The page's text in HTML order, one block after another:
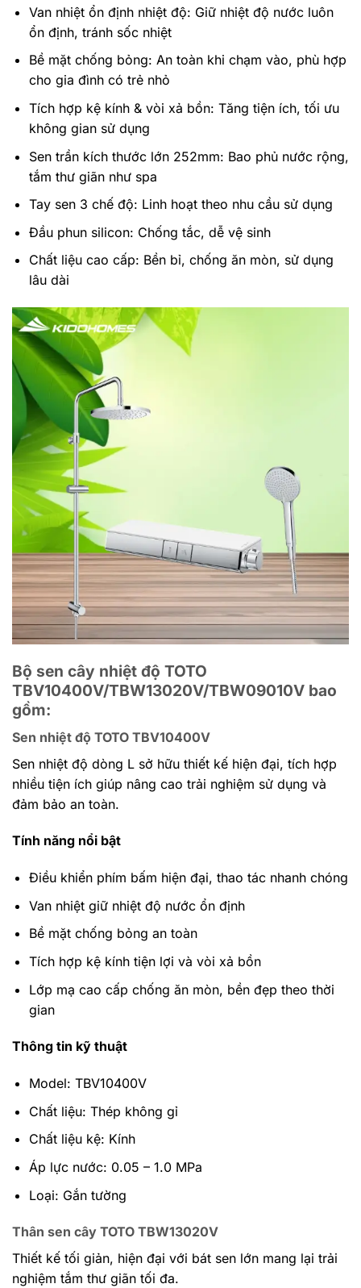
Van nhiệt ổn định nhiệt độ: Giữ nhiệt độ nước luôn
ổn định, tránh sốc nhiệt
Bề mặt chống bỏng: An toàn khi chạm vào, phù hợp
cho gia đình có trẻ nhỏ
Tích hợp kệ kính & vòi xả bồn: Tăng tiện ích, tối ưu
không gian sử dụng
Sen trần kích thước lớn 252mm: Bao phủ nước rộng,
tắm thư giãn như spa
Tay sen 3 chế độ: Linh hoạt theo nhu cầu sử dụng
Đầu phun silicon: Chống tắc, dễ vệ sinh
Chất liệu cao cấp: Bền bỉ, chống ăn mòn, sử dụng
lâu dài
Bộ sen cây nhiệt độ TOTO
TBV10400V/TBW13020V/TBW09010V bao
gồm:
Sen nhiệt độ TOTO TBV10400V
Sen nhiệt độ dòng L sở hữu thiết kế hiện đại, tích hợp
nhiều tiện ích giúp nâng cao trải nghiệm sử dụng và
đảm bảo an toàn.
Tính năng nổi bật
Điều khiển phím bấm hiện đại, thao tác nhanh chóng
Van nhiệt giữ nhiệt độ nước ổn định
Bề mặt chống bỏng an toàn
Tích hợp kệ kính tiện lợi và vòi xả bồn
Lớp mạ cao cấp chống ăn mòn, bền đẹp theo thời
gian
Thông tin kỹ thuật
Model: TBV10400V
Chất liệu: Thép không gỉ
Chất liệu kệ: Kính
Áp lực nước: 0.05 – 1.0 MPa
Loại: Gắn tường
Thân sen cây TOTO TBW13020V
Thiết kế tối giản, hiện đại với bát sen lớn mang lại trải
nghiệm tắm thư giãn tối đa.